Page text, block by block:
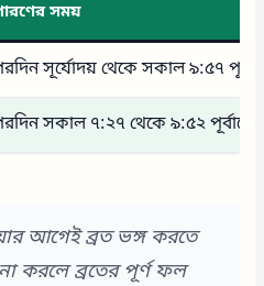
সময়
সূর্যোদয় থেকে সকাল ৯:৫৭
সকাল ৭:২৭ থেকে ৯:৫২ পূর্বাহ্ণের
আগেই ব্রত ভঙ্গ করতে
করলে ব্রতের পূর্ণ ফল